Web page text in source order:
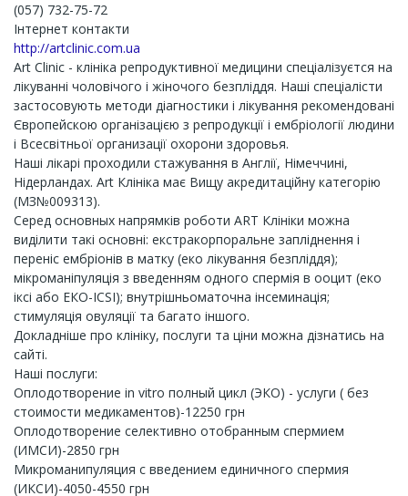
(057) 732-75-72
Інтернет контакти
http://artclinic.com.ua
Art Сlinic - клініка репродуктивної медицини спеціалізуєтся на
лікуванні чоловічого і жіночого безпліддя. Наші спеціалісти
застосовують методи діагностики і лікування рекомендовані
Європейскою організацією з репродукції і ембріології людини
і Всесвітньої организації охорони здоровья.
Наші лікарі проходили стажування в Англії, Німеччині,
Нідерландах. Art Клініка має Вищу акредитаційну категорію
(МЗ№009313).
Серед основных напрямків роботи ART Клініки можна
виділити такі основні: екстракорпоральне запліднення і
переніс ембріонів в матку (еко лікування безпліддя);
мікроманіпуляція з введенням одного спермія в ооцит (еко
іксі або ЕКО-ICSI); внутрішньоматочна інсеминація;
стимуляція овуляції та багато іншого.
Докладніше про клініку, послуги та ціни можна дізнатись на
сайті.
Наші послуги:
Оплодотворение in vitro полный цикл (ЭКО) - услуги ( без
стоимости медикаментов)-12250 грн
Оплодотворение селективно отобранным спермием
(ИМСИ)-2850 грн
Микроманипуляция с введением единичного спермия
(ИКСИ)-4050-4550 грн